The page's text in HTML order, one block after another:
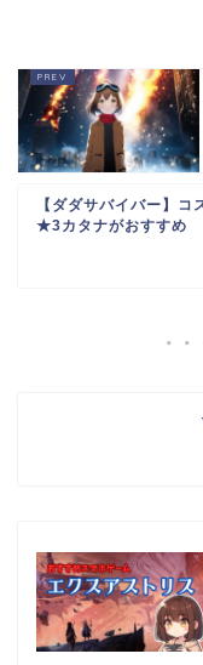
【ダダサバイバー】コ
★3カタナがおすすめ